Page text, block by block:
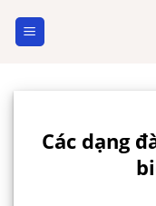
Các dạng